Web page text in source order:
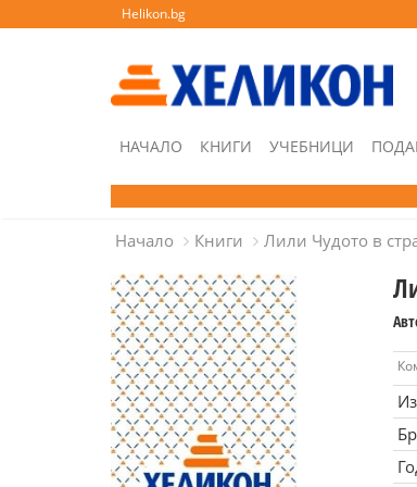
Helikon.bg
НАЧАЛО КНИГИ УЧЕБНИЦИ
Начало Книги Лили Чудото в